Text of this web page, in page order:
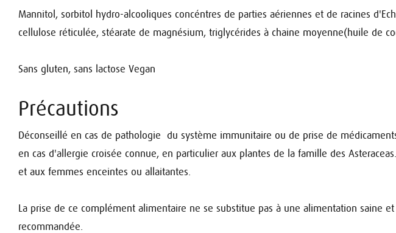
Mannitol, sorbitol hydro-alcooliques concéntres de parties aériennes et de racines
cellulose réticulée, stéarate de magnésium, triglycérides à chaine moyenne(huile de
Sans gluten, sans lactose Vegan
Précautions
Déconseillé en cas de pathologie du système immunitaire ou de prise de
en cas d'allergie croisée connue, en particulier aux plantes de la famille des
et aux femmes enceintes ou allaitantes.
La prise de ce complément alimentaire ne se substitue pas à une alimentation saine
recommandée.